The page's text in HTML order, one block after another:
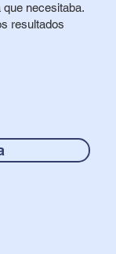
necesitaba.
resultados